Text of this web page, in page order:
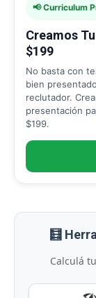
📢 Curriculum
Creamos
$199
No basta con
bien
reclutador.
presentación
$199.
🧮
Calculá